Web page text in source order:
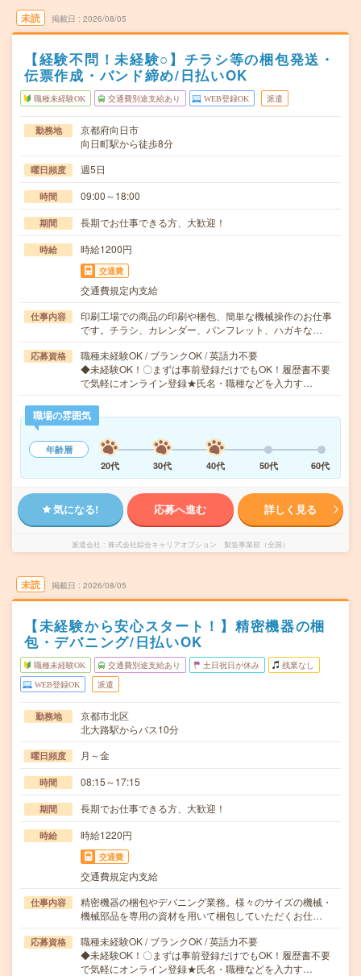
未読 掲載日 2026/08/05
【経験不問！未経験○】チラシ等の梱包発送・
伝票作成・バンド締め/日払いOK
職種未経験OK 交通費別途支給あり WEB登録OK 派遣
勤務地
京都府向日市
向日町駅から徒歩8分
曜日頻度 週5日
時間 09:00～18:00
期間 長期でお仕事できる方、大歓迎！
時給 時給1200円
交通費
交通費規定内支給
仕事内容
印刷工場での商品の印刷や梱包、簡単な機械操作のお仕事
です。チラシ、カレンダー、パンフレット、ハガキな…
応募資格
職種未経験OK / ブランクOK / 英語力不要
◆未経験OK！〇まずは事前登録だけでもOK！履歴書不要
で気軽にオンライン登録★氏名・職種などを入力す…
職場の雰囲気
年齢層
20代
30代 40代 50代 60代
気になる! 応募へ進む 詳しく見る
派遣会社 株式会社綜合キャリアオプション 製造事業部（全国）
未読 掲載日 2026/08/05
【未経験から安心スタート！】精密機器の梱
包・デバニング/日払いOK
職種未経験OK 交通費別途支給あり 土日祝日が休み 残業なし
WEB登録OK 派遣
勤務地
京都市北区
北大路駅からバス10分
曜日頻度 月～金
時間 08:15～17:15
期間 長期でお仕事できる方、大歓迎！
時給 時給1220円
交通費
交通費規定内支給
仕事内容
精密機器の梱包やデバニング業務。様々のサイズの機械・
機械部品を専用の資材を用いて梱包していただくお仕…
応募資格
職種未経験OK / ブランクOK / 英語力不要
◆未経験OK！〇まずは事前登録だけでもOK！履歴書不要
で気軽にオンライン登録★氏名・職種などを入力す…